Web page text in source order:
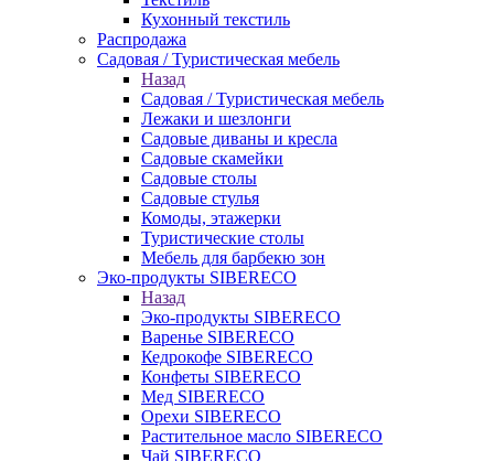
Кухонный текстиль
Распродажа
Садовая / Туристическая мебель
Назад
Садовая / Туристическая мебель
Лежаки и шезлонги
Садовые диваны и кресла
Садовые скамейки
Садовые столы
Садовые стулья
Комоды, этажерки
Туристические столы
Мебель для барбекю зон
Эко-продукты SIBERECO
Назад
Эко-продукты SIBERECO
Варенье SIBERECO
Кедрокофе SIBERECO
Конфеты SIBERECO
Мед SIBERECO
Орехи SIBERECO
Растительное масло SIBERECO
Чай SIBERECO